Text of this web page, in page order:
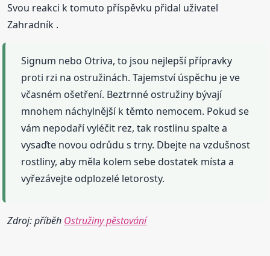
Svou reakci k tomuto příspěvku přidal uživatel
Zahradník .
Signum nebo Otriva, to jsou nejlepší přípravky
proti rzi na ostružinách. Tajemství úspěchu je ve
včasném ošetření. Beztrnné ostružiny bývají
mnohem náchylnější k těmto nemocem. Pokud se
vám nepodaří vyléčit rez, tak rostlinu spalte a
vysaďte novou odrůdu s trny. Dbejte na vzdušnost
rostliny, aby měla kolem sebe dostatek místa a
vyřezávejte odplozelé letorosty.
Zdroj: příběh Ostružiny pěstování